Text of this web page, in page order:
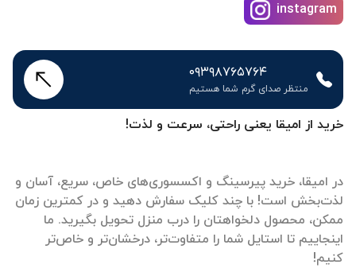
خرید از امیقا یعنی راحتی، سرعت و لذت!
در امیقا، خرید پیرسینگ و اکسسوری‌های خاص، سریع، آسان و
لذت‌بخش است! با چند کلیک سفارش دهید و در کمترین زمان
ممکن، محصول دلخواهتان را درب منزل تحویل بگیرید. ما
اینجاییم تا استایل شما را متفاوت‌تر، درخشان‌تر و خاص‌تر
instagram
۰۹۳۹۸۷۶۵۷۶۴
منتظر صدای گرم شما هستیم